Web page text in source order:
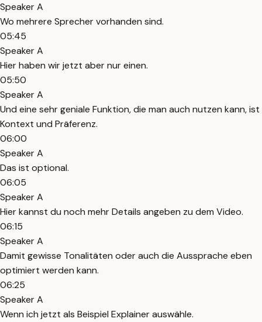
Speaker A
Wo mehrere Sprecher vorhanden sind.
05:45
Speaker A
Hier haben wir jetzt aber nur einen.
05:50
Speaker A
Und eine sehr geniale Funktion, die man auch nutzen kann, ist
Kontext und Präferenz.
06:00
Speaker A
Das ist optional.
06:05
Speaker A
Hier kannst du noch mehr Details angeben zu dem Video.
06:15
Speaker A
Damit gewisse Tonalitäten oder auch die Aussprache eben
optimiert werden kann.
06:25
Speaker A
Wenn ich jetzt als Beispiel Explainer auswähle.